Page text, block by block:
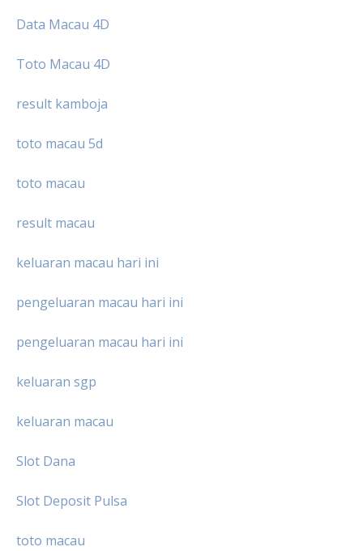
Data Macau 4D
Toto Macau 4D
result kamboja
toto macau 5d
toto macau
result macau
keluaran macau hari ini
pengeluaran macau hari ini
pengeluaran macau hari ini
keluaran sgp
keluaran macau
Slot Dana
Slot Deposit Pulsa
toto macau